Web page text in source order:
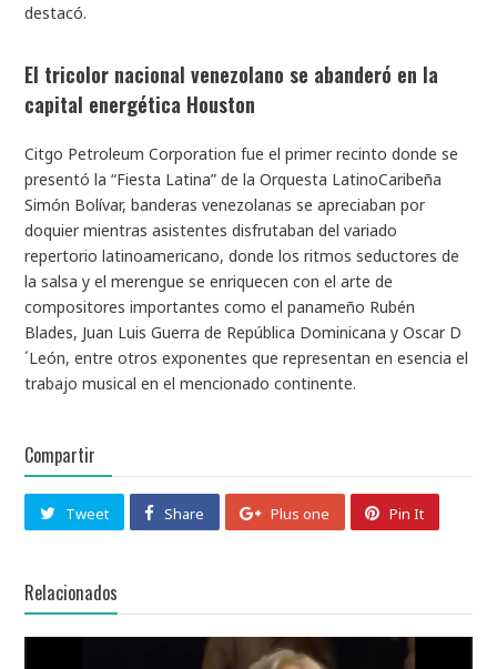
destacó.
El tricolor nacional venezolano se abanderó en la
capital energética Houston
Citgo Petroleum Corporation fue el primer recinto donde se
presentó la “Fiesta Latina” de la Orquesta LatinoCaribeña
Simón Bolívar, banderas venezolanas se apreciaban por
doquier mientras asistentes disfrutaban del variado
repertorio latinoamericano, donde los ritmos seductores de
la salsa y el merengue se enriquecen con el arte de
compositores importantes como el panameño Rubén
Blades, Juan Luis Guerra de República Dominicana y Oscar D
´León, entre otros exponentes que representan en esencia el
trabajo musical en el mencionado continente.
Compartir
Tweet Share Plus one Pin It
Relacionados